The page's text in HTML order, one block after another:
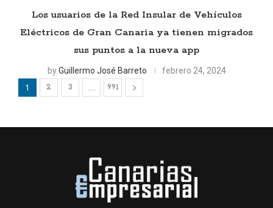
Los usuarios de la Red Insular de Vehículos
Eléctricos de Gran Canaria ya tienen migrados
sus puntos a la nueva app
byGuillermo José Barreto febrero 24, 2024
1 2 3 … 991